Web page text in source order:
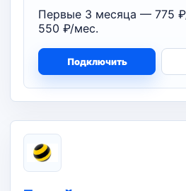
Первые 3 месяца — 775
550 ₽/мес.
Подключить